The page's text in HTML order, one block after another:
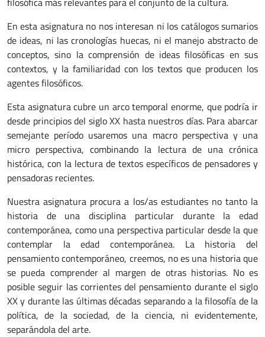
En esta asignatura no nos interesan ni los catálogos sumarios
de ideas, ni las cronologías huecas, ni el manejo abstracto de
conceptos, sino la comprensión de ideas filosóficas en sus
contextos, y la familiaridad con los textos que producen los
agentes filosóficos.
Esta asignatura cubre un arco temporal enorme, que podría ir
desde principios del siglo XX hasta nuestros días. Para abarcar
semejante período usaremos una macro perspectiva y una
micro perspectiva, combinando la lectura de una crónica
histórica, con la lectura de textos específicos de pensadores y
pensadoras recientes.
Nuestra asignatura procura a los/as estudiantes no tanto la
historia de una disciplina particular durante la edad
contemporánea, como una perspectiva particular desde la que
contemplar la edad contemporánea. La historia del
pensamiento contemporáneo, creemos, no es una historia que
se pueda comprender al margen de otras historias. No es
posible seguir las corrientes del pensamiento durante el siglo
XX y durante las últimas décadas separando a la filosofía de la
política, de la sociedad, de la ciencia, ni evidentemente,
separándola del arte.